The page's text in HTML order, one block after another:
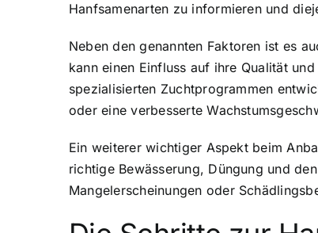
Hanfsamenarten zu informieren und
Neben den genannten Faktoren ist es
kann einen Einfluss auf ihre Qualität
spezialisierten Zuchtprogrammen
oder eine verbesserte
Ein weiterer wichtiger Aspekt beim
richtige Bewässerung, Düngung und
Mangelerscheinungen oder